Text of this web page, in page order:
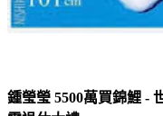
鍾瑩瑩 5500萬買錦鯉 -